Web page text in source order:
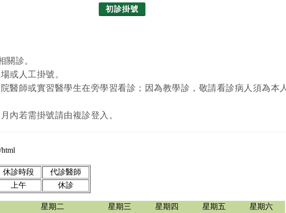
初診掛號
關診。
或人工掛號。
醫師或實習醫學生在旁學習看診；因為教學診，敬請看診病人須為本
內若需掛號請由複診登入。